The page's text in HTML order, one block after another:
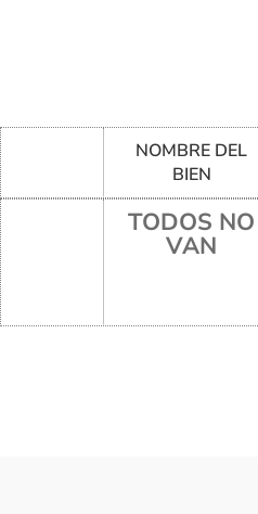
NOMBRE DEL
BIEN
TODOS NO
VAN